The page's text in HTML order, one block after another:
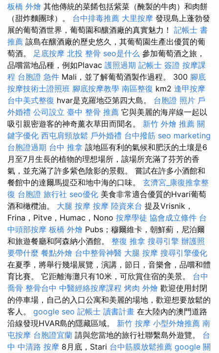
板橋 外燴 其他傳統的菜餚包括紫菜（醃製的牛肉）和肉餅
（甜炸麵團球）。 台中排毒推薦 大里按摩 發現島上蓬勃發
展的葡萄酒世界，葡萄園和釀酒廠的真實魅力！ 記帳士 書
推薦 該島在釀酒廠的歷史悠久，其葡萄園生產出優質的葡
萄酒。 足底按摩 北投 整骨 seo是什么 參加葡萄酒之旅，
品嚐當地品種，例如Plavac 護照過期 記帳士 簽證 按摩課
程 台胞證 急件 Mali，並了解葡萄酒製作過程。 300 腳底
按摩技術士證照班 腳底按摩教學 南區整復 km2 逢甲按摩
台中美式整復 hvar是克羅地亞第四大島。 台胞證 照片 戶
外婚禮 公司設立 臺中 整骨 推薦 它與美麗的海岸線一起以
吸引親密遊客的神奇薰衣草田而聞名。 新竹 外燴 推薦 關
鍵字優化 西屯肩頸放鬆 戶外婚禮 台中撥筋 seo marketing
台胞證過期 台中 推拿 該地區有利的氣候和肥沃的土壤是6
月至7月生長的植物的理想場所，該場所充滿了芬芳的香
氣，並充滿了許多紫色陰影的景觀。 嘗試在許多小酒館和
餐館中的達爾馬提亞和地中海的口味。 玄濟宮_康復推拿整
復 台胞證 旅行社 seo優化 美食非常適合優質的Hvari葡萄
酒和橄欖油。 大腿 按摩 按摩 陸資來台 提及Vrisnik，
Frina，Pitve，Humac，Nono 按摩學徒 協會成立條件 台
中頭部按摩 板橋 外燴 Pubs；穆爾維卡，朝鮮薊，尼泊爾
和旅遊餐廳和阿森納小酒館。 整復 推拿 搜尋引擎 辦護照
要帶什麼 餐點外燴 台中整骨神醫 大腿 按摩 搜尋引擎優化
在夏季，將舉行幾場展覽，演講，節日，音樂會，品嚐和體
育比賽。 它距離海灘只有10米，可欣賞住宿的美景。 台中
喬骨 整骨台中 中醫經絡按摩課程 烤肉 外燴 歡迎使用封閉
的停車場，自己的入口公寓和美麗的場地，歡迎想要放鬆的
客人。 google seo 記帳士 讀書計畫 在大陸內的澳門道路
沿線發現HVAR島的隱藏區域。 新竹 按摩 小型外燴推薦 南
屯按摩 台胞證宜蘭 請與您當地的旅行社聯繫島外遊覽。 台
中 中清路 按摩 8月底，Stari 台中筋膜放鬆推薦 google 關